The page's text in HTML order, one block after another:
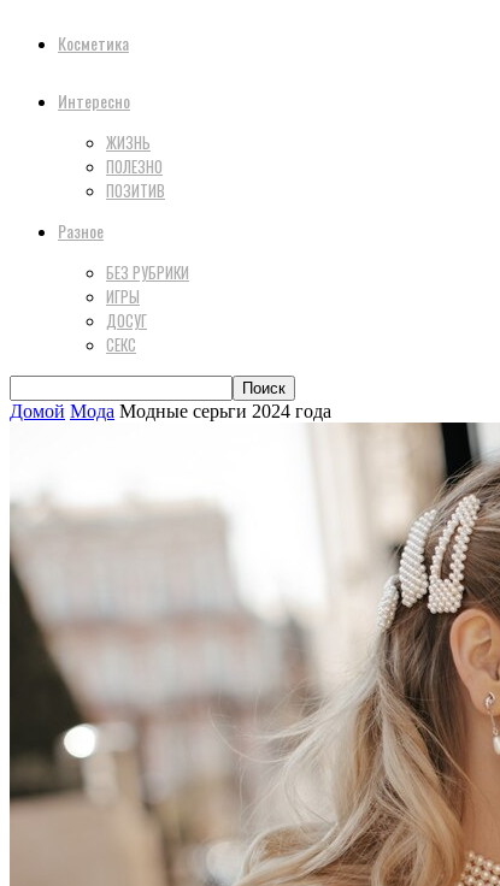
Косметика
Интересно
ЖИЗНЬ
ПОЛЕЗНО
ПОЗИТИВ
Разное
БЕЗ РУБРИКИ
ИГРЫ
ДОСУГ
СЕКС
Домой Мода Модные серьги 2024 года